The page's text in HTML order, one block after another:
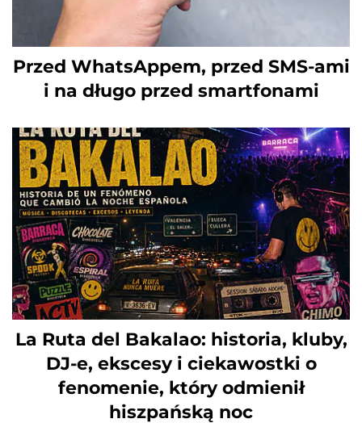
Przed WhatsAppem, przed SMS-ami
i na długo przed smartfonami
La Ruta del Bakalao: historia, kluby,
DJ-e, ekscesy i ciekawostki o
fenomenie, który odmienił
hiszpańską noc